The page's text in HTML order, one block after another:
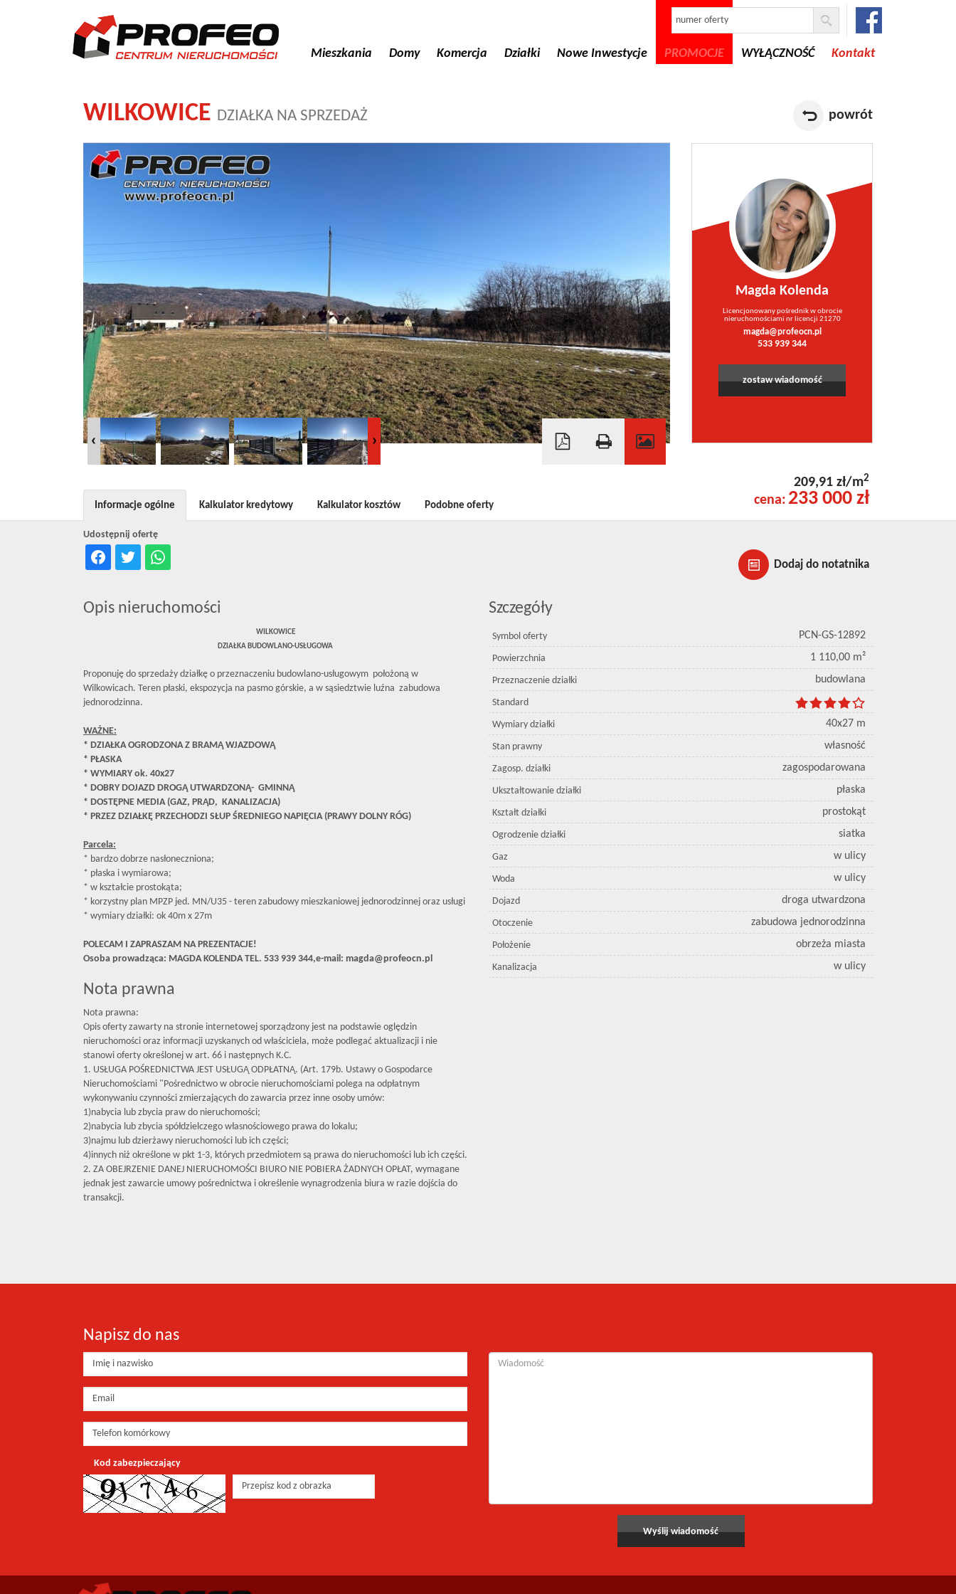
Mieszkania Domy Komercja Działki Nowe Inwestycje PROMOCJE WYŁĄCZNOŚĆ Kontakt
WILKOWICE DZIAŁKA NA SPRZEDAŻ powrót
Magda Kolenda
Licencjonowany pośrednik w obrocie
nieruchomościami nr licencji 21270
magda@profeocn.pl
533 939 344
zostaw wiadomość
209,91 zł/m2
cena: 233 000 zł
Dodaj do notatnika
Udostępnij ofertę
Informacje ogólne Kalkulator kredytowy Kalkulator kosztów Podobne oferty
Opis nieruchomości
WILKOWICE
DZIAŁKA BUDOWLANO-USŁUGOWA
Proponuję do sprzedaży działkę o przeznaczeniu budowlano-usługowym położoną w
Wilkowicach. Teren płaski, ekspozycja na pasmo górskie, a w sąsiedztwie luźna zabudowa
jednorodzinna.
WAŻNE:
* DZIAŁKA OGRODZONA Z BRAMĄ WJAZDOWĄ
* PŁASKA
* WYMIARY ok. 40x27
* DOBRY DOJAZD DROGĄ UTWARDZONĄ- GMINNĄ
* DOSTĘPNE MEDIA (GAZ, PRĄD, KANALIZACJA)
* PRZEZ DZIAŁKĘ PRZECHODZI SŁUP ŚREDNIEGO NAPIĘCIA (PRAWY DOLNY RÓG)
Parcela:
* bardzo dobrze nasłoneczniona;
* płaska i wymiarowa;
* w kształcie prostokąta;
* korzystny plan MPZP jed. MN/U35 - teren zabudowy mieszkaniowej jednorodzinnej oraz usługi
* wymiary działki: ok 40m x 27m
POLECAM I ZAPRASZAM NA PREZENTACJE!
Osoba prowadząca: MAGDA KOLENDA TEL. 533 939 344,e-mail: magda@profeocn.pl
Nota prawna
Nota prawna:
Opis oferty zawarty na stronie internetowej sporządzony jest na podstawie oględzin
nieruchomości oraz informacji uzyskanych od właściciela, może podlegać aktualizacji i nie
stanowi oferty określonej w art. 66 i następnych K.C.
1. USŁUGA POŚREDNICTWA JEST USŁUGĄ ODPŁATNĄ. (Art. 179b. Ustawy o Gospodarce
Nieruchomościami "Pośrednictwo w obrocie nieruchomościami polega na odpłatnym
wykonywaniu czynności zmierzających do zawarcia przez inne osoby umów:
1)nabycia lub zbycia praw do nieruchomości;
2)nabycia lub zbycia spółdzielczego własnościowego prawa do lokalu;
3)najmu lub dzierżawy nieruchomości lub ich części;
4)innych niż określone w pkt 1-3, których przedmiotem są prawa do nieruchomości lub ich części.
2. ZA OBEJRZENIE DANEJ NIERUCHOMOŚCI BIURO NIE POBIERA ŻADNYCH OPŁAT, wymagane
jednak jest zawarcie umowy pośrednictwa i określenie wynagrodzenia biura w razie dojścia do
transakcji.
Szczegóły
Symbol oferty PCN-GS-12892
Powierzchnia 1 110,00 m²
Przeznaczenie działki budowlana
Standard
Wymiary działki 40x27 m
Stan prawny własność
Zagosp. działki zagospodarowana
Ukształtowanie działki płaska
Kształt działki prostokąt
Ogrodzenie działki siatka
Gaz w ulicy
Woda w ulicy
Dojazd droga utwardzona
Otoczenie zabudowa jednorodzinna
Położenie obrzeża miasta
Kanalizacja w ulicy
Napisz do nas
Kod zabezpieczający